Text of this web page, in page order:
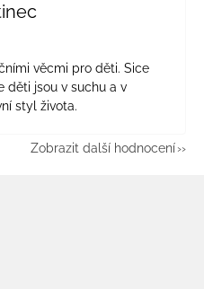
je 5 z 5 hvězdiček.
věcmi pro děti. Sice
děti jsou v suchu a v
styl života.
Zobrazit další hodnocení